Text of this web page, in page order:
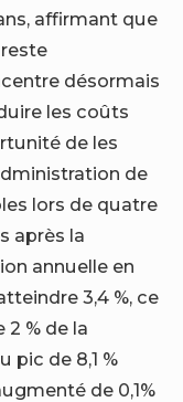
affirmant que
désormais
les coûts
de les
de
lors de quatre
après la
annuelle en
3,4 %, ce
2 % de la
pic de 8,1 %
de 0,1%